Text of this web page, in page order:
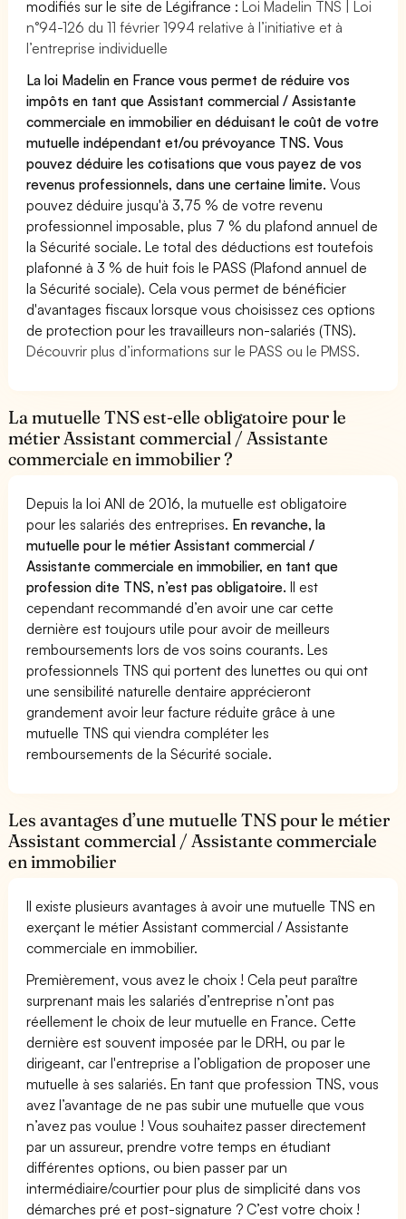
modifiés sur le site de Légifrance :Loi Madelin TNS | Loi
n°94-126 du 11 février 1994 relative à l’initiative et à
l’entreprise individuelle
La loi Madelin en France vous permet de réduire vos
impôts en tant que Assistant commercial / Assistante
commerciale en immobilier en déduisant le coût de votre
mutuelle indépendant et/ou prévoyance TNS. Vous
pouvez déduire les cotisations que vous payez de vos
revenus professionnels, dans une certaine limite.Vous
pouvez déduire jusqu'à 3,75 % de votre revenu
professionnel imposable, plus 7 % du plafond annuel de
la Sécurité sociale. Le total des déductions est toutefois
plafonné à 3 % de huit fois le PASS (Plafond annuel de
la Sécurité sociale). Cela vous permet de bénéficier
d'avantages fiscaux lorsque vous choisissez ces options
de protection pour les travailleurs non-salariés (TNS).
Découvrir plus d’informations sur le PASS ou le PMSS.
La mutuelle TNS est-elle obligatoire pour le
métier Assistant commercial / Assistante
commerciale en immobilier ?
Depuis la loi ANI de 2016, la mutuelle est obligatoire
pour les salariés des entreprises. En revanche, la
mutuelle pour le métier Assistant commercial /
Assistante commerciale en immobilier, en tant que
profession dite TNS, n’est pas obligatoire.Il est
cependant recommandé d’en avoir une car cette
dernière est toujours utile pour avoir de meilleurs
remboursements lors de vos soins courants. Les
professionnels TNS qui portent des lunettes ou qui ont
une sensibilité naturelle dentaire apprécieront
grandement avoir leur facture réduite grâce à une
mutuelle TNS qui viendra compléter les
remboursements de la Sécurité sociale.
Les avantages d’une mutuelle TNS pour le métier
Assistant commercial / Assistante commerciale
en immobilier
Il existe plusieurs avantages à avoir une mutuelle TNS en
exerçant le métier Assistant commercial / Assistante
commerciale en immobilier.
Premièrement, vous avez le choix ! Cela peut paraître
surprenant mais les salariés d’entreprise n’ont pas
réellement le choix de leur mutuelle en France. Cette
dernière est souvent imposée par le DRH, ou par le
dirigeant, car l'entreprise a l’obligation de proposer une
mutuelle à ses salariés. En tant que profession TNS, vous
avez l’avantage de ne pas subir une mutuelle que vous
n’avez pas voulue ! Vous souhaitez passer directement
par un assureur, prendre votre temps en étudiant
différentes options, ou bien passer par un
intermédiaire/courtier pour plus de simplicité dans vos
démarches pré et post-signature ? C’est votre choix !